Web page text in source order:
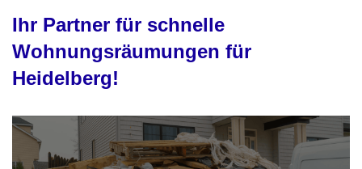
Ihr Partner für schnelle
Wohnungsräumungen für
Heidelberg!